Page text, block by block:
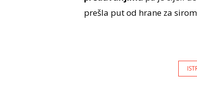
prešla put od hrane za